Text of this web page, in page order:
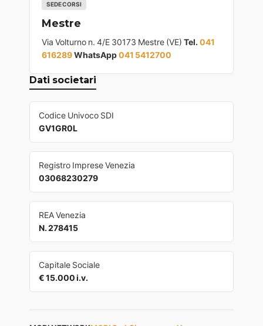
SEDE CORSI
Mestre
Via Volturno n. 4/E 30173 Mestre (VE) Tel. 041
616289WhatsApp041 5412700
Dati societari
Codice Univoco SDI
GV1GR0L
Registro Imprese Venezia
03068230279
REA Venezia
N. 278415
Capitale Sociale
€ 15.000 i.v.